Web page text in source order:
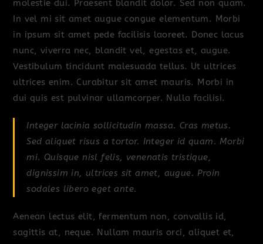
molestie dui. Praesent blandit dolor. Sed non quam.
In vel mi sit amet augue congue elementum. Morbi
in ipsum sit amet pede facilisis laoreet. Donec lacus
nunc, viverra nec, blandit vel, egestas et, augue.
Vestibulum tincidunt malesuada tellus. Ut ultrices
ultrices enim. Curabitur sit amet mauris. Morbi in
dui quis est pulvinar ullamcorper. Nulla facilisi.
Integer lacinia sollicitudin massa. Cras metus.
Sed aliquet risus a tortor. Integer id quam. Morbi
mi. Quisque nisl felis, venenatis tristique,
dignissim in, ultrices sit amet, augue. Proin
sodales libero eget ante.
Aenean lectus elit, fermentum non, convallis id,
sagittis at, neque. Nullam mauris orci, aliquet et,